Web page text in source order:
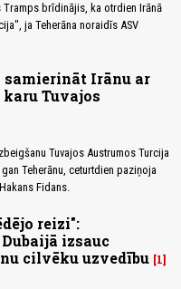
Tramps brīdinājis, ka otrdien Irānā
ja Teherāna noraidīs ASV
samierināt Irānu ar
Tuvajos
Tuvajos Austrumos Turcija
Teherānu, ceturtdien paziņoja
Fidans.
reizi":
izsauc
cilvēku uzvedību 1